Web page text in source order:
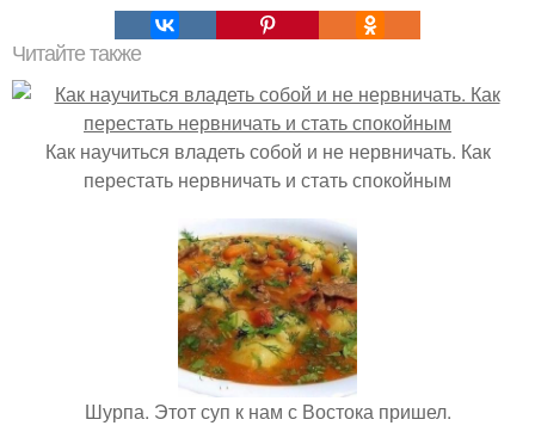
Читайте также
Как научиться владеть собой и не нервничать. Как
перестать нервничать и стать спокойным
Шурпа. Этот суп к нам с Востока пришел.